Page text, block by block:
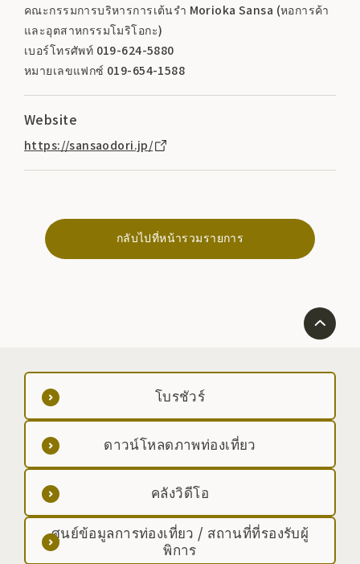
คณะกรรมการบริหารการเต้นรำ Morioka Sansa (หอการค้า
และอุตสาหกรรมโมริโอกะ)
เบอร์โทรศัพท์ 019-624-5880
หมายเลขแฟกซ์ 019-654-1588
Website
https://sansaodori.jp/
กลับไปที่หน้ารวมรายการ
โบรชัวร์
ดาวน์โหลดภาพท่องเที่ยว
คลังวิดีโอ
ศูนย์ข้อมูลการท่องเที่ยว / สถานที่ที่รองรับผู้
พิการ